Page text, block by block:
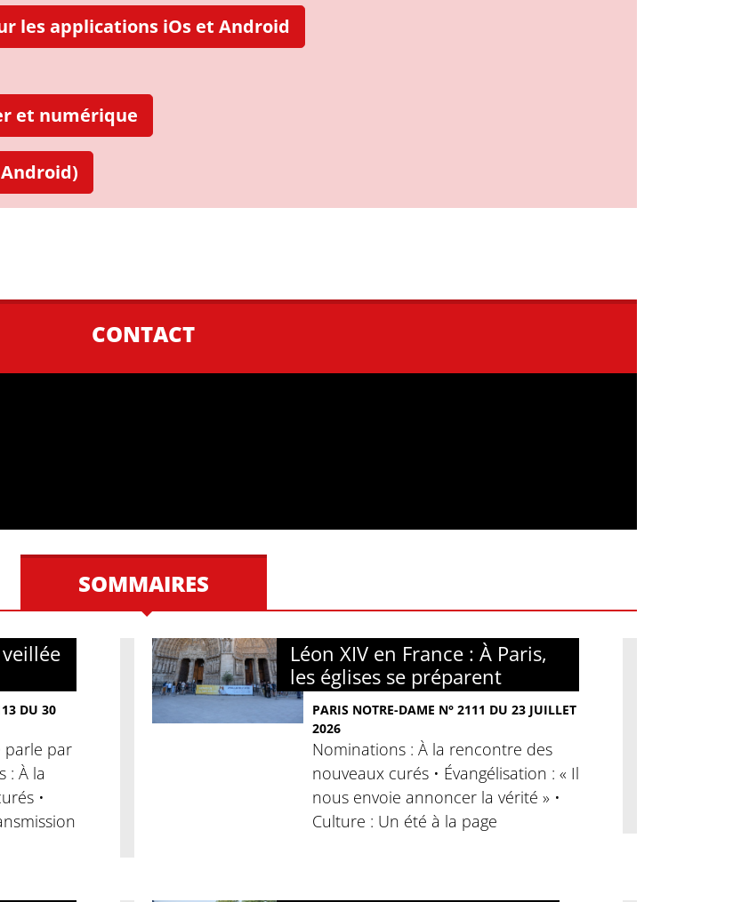
les applications iOs et Android
et numérique
CONTACT
SOMMAIRES
DU 30
parle par
: À la
•
Léon XIV en France : À Paris,
les églises se préparent
PARIS NOTRE-DAME N° 2111 DU 23 JUILLET
2026
Nominations : À la rencontre des
nouveaux curés • Évangélisation : « Il
nous envoie annoncer la vérité » •
Culture : Un été à la page